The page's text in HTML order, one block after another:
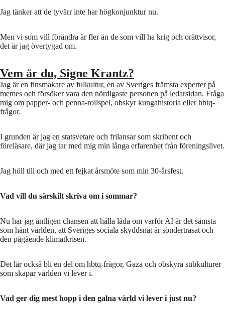
Jag tänker att de tyvärr inte har högkonjunktur nu.
Men vi som vill förändra är fler än de som vill ha krig och orättvisor,
det är jag övertygad om.
Vem är du, Signe Krantz?
Jag är en finsmakare av fulkultur, en av Sveriges främsta experter på
memes och försöker vara den nördigaste personen på ledarsidan. Fråga
mig om papper- och penna-rollspel, obskyr kungahistoria eller hbtq-
frågor.
I grunden är jag en statsvetare och frilansar som skribent och
föreläsare, där jag tar med mig min långa erfarenhet från föreningslivet.
Jag höll till och med ett fejkat årsmöte som min 30-årsfest.
Vad vill du särskilt skriva om i sommar?
Nu har jag äntligen chansen att hålla låda om varför AI är det sämsta
som hänt världen, att Sveriges sociala skyddsnät är söndertrasat och
den pågående klimatkrisen.
Det lär också bli en del om hbtq-frågor, Gaza och obskyra subkulturer
som skapar världen vi lever i.
Vad ger dig mest hopp i den galna värld vi lever i just nu?